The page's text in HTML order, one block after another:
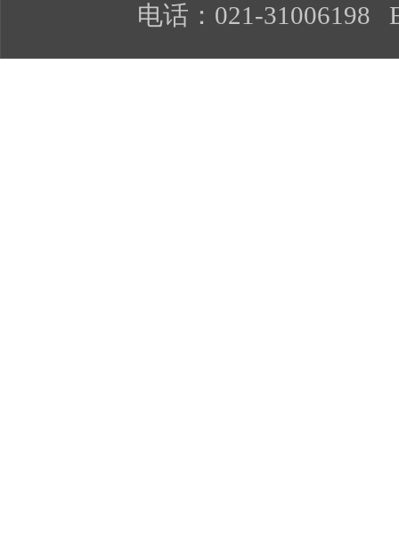
电话：021-31006198